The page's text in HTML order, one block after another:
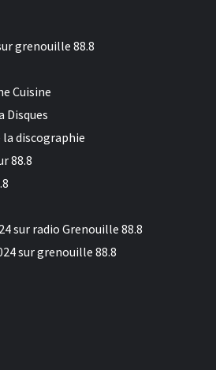
grenouille 88.8
Cuisine
Disques
la discographie
88.8
sur radio Grenouille 88.8
sur grenouille 88.8